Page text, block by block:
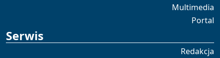
Multimedia
Portal
Serwis
Redakcja